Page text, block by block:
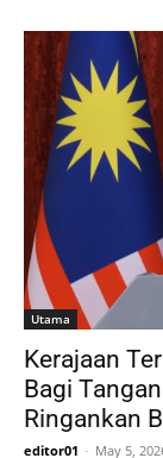
Utama
Kerajaan
Bagi
Ringankan
editor01 - May 5,